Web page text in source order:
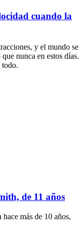
cuando la
y el mundo se
nunca en estos días.
todo.
de 11 años
más de 10 años,